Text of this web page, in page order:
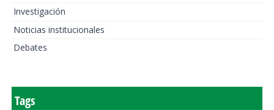
Investigación
Noticias institucionales
Debates
Tags